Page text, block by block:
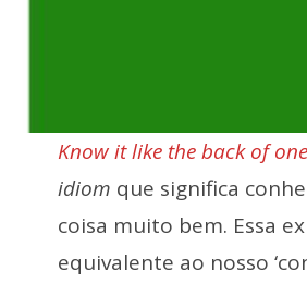
Know it like the back of
idiom que significa
coisa muito bem. Essa
equivalente ao nosso